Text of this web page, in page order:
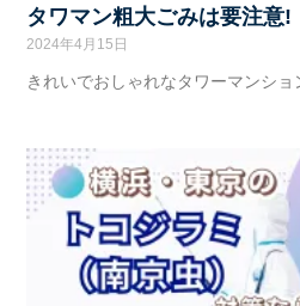
タワマン粗大ごみは要注意!
2024年4月15日
きれいでおしゃれなタワーマンショ